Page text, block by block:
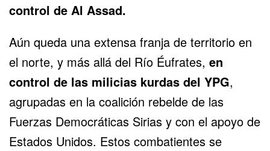
control de Al Assad.
Aún queda una extensa franja de territorio en
el norte, y más allá del Río Éufrates, en
control de las milicias kurdas del YPG,
agrupadas en la coalición rebelde de las
Fuerzas Democráticas Sirias y con el apoyo de
Estados Unidos. Estos combatientes se